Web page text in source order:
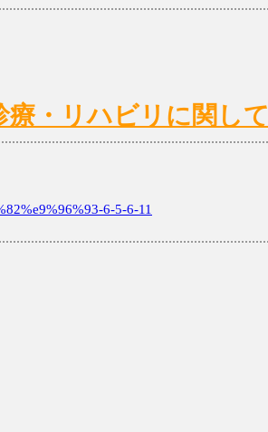
療・リハビリに関して
6-5-6-11